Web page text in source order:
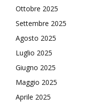
Ottobre 2025
Settembre 2025
Agosto 2025
Luglio 2025
Giugno 2025
Maggio 2025
Aprile 2025